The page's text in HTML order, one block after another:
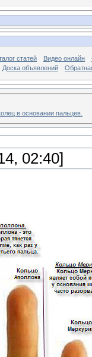
статей Видео онлайн
Доска объявлений
в основании пальцев.
02:40]